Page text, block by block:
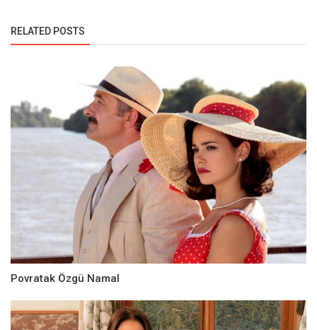
RELATED POSTS
Povratak Özgü Namal